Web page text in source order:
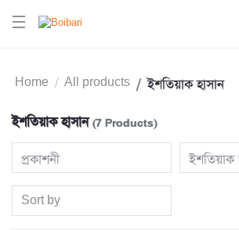
Home All products ইশতিয়াক হাসান
ইশতিয়াক হাসান(7 Products)
প্রকাশনী ইশতিয়াক
Sort by